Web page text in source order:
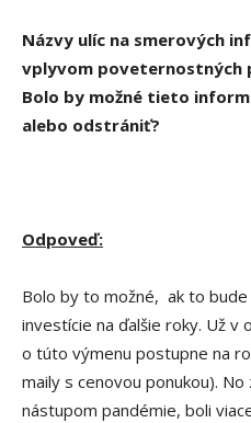
Názvy ulíc na smerových
vplyvom poveternostných
Bolo by možné tieto
alebo odstrániť?
Odpoveď:
Bolo by to možné, ak to
investície na ďalšie roky. Už v
o túto výmenu postupne na
maily s cenovou ponukou).
nástupom pandémie, boli